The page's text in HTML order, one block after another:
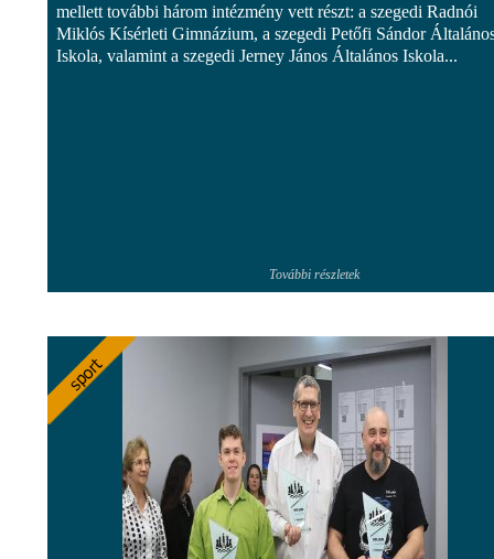
mellett további három intézmény vett részt: a szegedi Radnói
Miklós Kísérleti Gimnázium, a szegedi Petőfi Sándor
Iskola, valamint a szegedi Jerney János Általános Iskola...
További részletek